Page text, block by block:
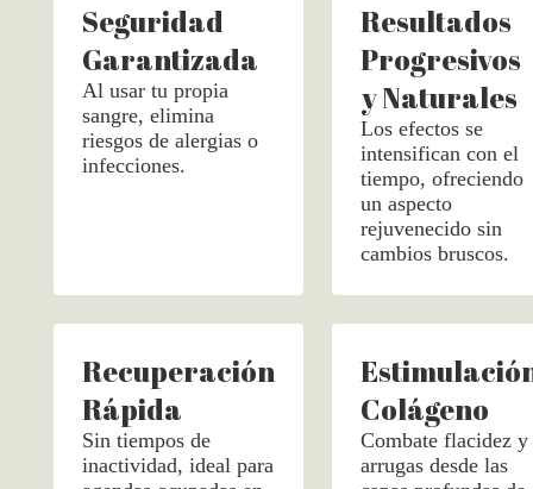
Seguridad
Garantizada
Al usar tu propia
sangre, elimina
riesgos de alergias o
infecciones.
Resultados
Progresivos
y Naturales
Los efectos se
intensifican con el
tiempo, ofreciendo
un aspecto
rejuvenecido sin
cambios bruscos.
Recuperación
Rápida
Sin tiempos de
inactividad, ideal para
Colágeno
Combate flacidez y
arrugas desde las